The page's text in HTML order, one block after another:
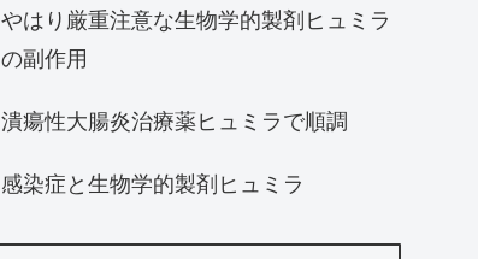
やはり厳重注意な生物学的製剤ヒュミラ
の副作用
潰瘍性大腸炎治療薬ヒュミラで順調
感染症と生物学的製剤ヒュミラ